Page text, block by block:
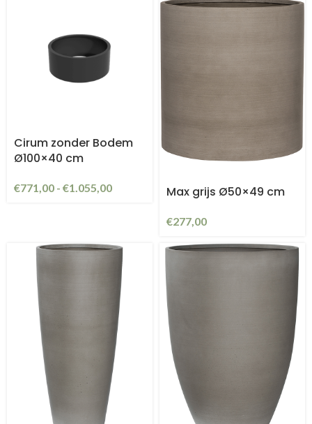
Cirum zonder Bodem
Ø100×40 cm
€771,00 - €1.055,00 Max grijs Ø50×49 cm
€277,00